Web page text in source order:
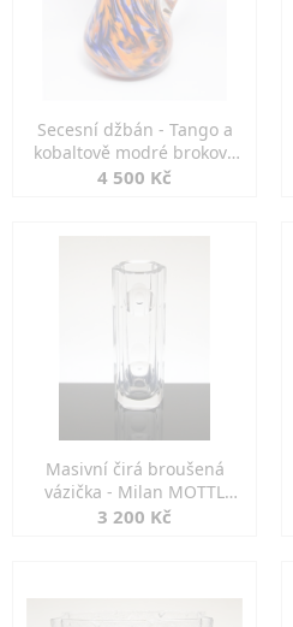
Secesní džbán - Tango a
kobaltově modré brokové
sklo
4 500 Kč
Masivní čirá broušená
vázička - Milan MOTTL
Karlovy Vary
3 200 Kč